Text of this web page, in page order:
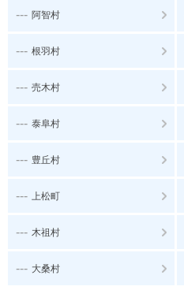
--- 阿智村
--- 根羽村
--- 売木村
--- 泰阜村
--- 豊丘村
--- 上松町
--- 木祖村
--- 大桑村